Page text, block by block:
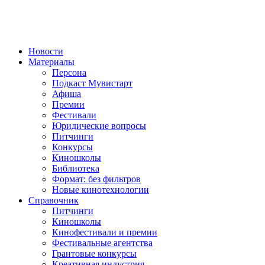
Новости
Материалы
Персона
Подкаст Мувистарт
Афиша
Премии
Фестивали
Юридические вопросы
Питчинги
Конкурсы
Киношколы
Библиотека
Формат: без фильтров
Новые кинотехнологии
Справочник
Питчинги
Киношколы
Кинофестивали и премии
Фестивальные агентства
Грантовые конкурсы